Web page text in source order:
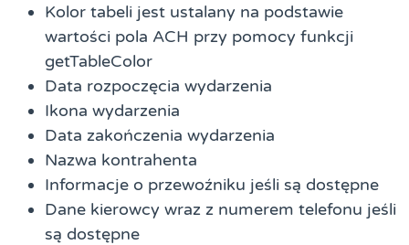
Kolor tabeli jest ustalany na podstawie
wartości pola ACH przy pomocy funkcji
getTableColor
Data rozpoczęcia wydarzenia
Ikona wydarzenia
Data zakończenia wydarzenia
Nazwa kontrahenta
Informacje o przewoźniku jeśli są dostępne
Dane kierowcy wraz z numerem telefonu jeśli
są dostępne